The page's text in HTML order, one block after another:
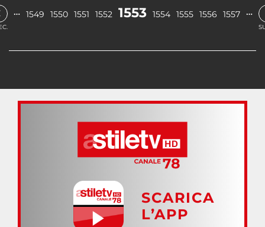
… 1549 1550 1551 1552 1553 1554 1555 1556 1557 …
SCARICA
L’APP